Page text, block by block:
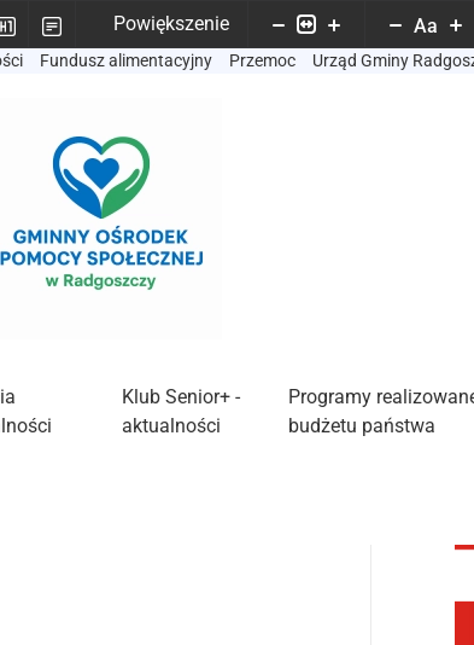
Powiększenie
Aa
Fundusz alimentacyjny Przemoc Urząd Gminy
Klub Senior+ -
aktualności
Programy
budżetu państwa